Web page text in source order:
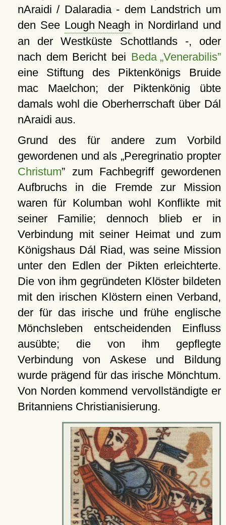
nAraidi / Dalaradia - dem Landstrich um
den See Lough Neagh in Nordirland und
an der Westküste Schottlands -, oder
nach dem Bericht bei Beda „Venerabilis”
eine Stiftung des Piktenkönigs Bruide
mac Maelchon; der Piktenkönig übte
damals wohl die Oberherrschaft über Dál
nAraidi aus.
Grund des für andere zum Vorbild
gewordenen und als Peregrinatio propter
Christum zum Fachbegriff gewordenen
Aufbruchs in die Fremde zur Mission
waren für Kolumban wohl Konflikte mit
seiner Familie; dennoch blieb er in
Verbindung mit seiner Heimat und zum
Königshaus Dál Riad, was seine Mission
unter den Edlen der Pikten erleichterte.
Die von ihm gegründeten Klöster bildeten
mit den irischen Klöstern einen Verband,
der für das irische und frühe englische
Mönchsleben entscheidenden Einfluss
ausübte; die von ihm gepflegte
Verbindung von Askese und Bildung
wurde prägend für das irische Mönchtum.
Von Norden kommend vervollständigte er
Britanniens Christianisierung.